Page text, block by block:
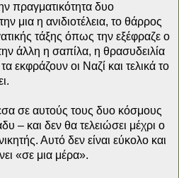
πραγματικότητα δυο
μια η ανιδιοτέλεια, το θάρρος
τάξης όπως την εξέφραζε ο
άλλη η σαπίλα, η θρασυδειλία
εκφράζουν οι Ναζί και τελικά το
σε αυτούς τους δυο κόσμους
– και δεν θα τελειώσει μέχρι ο
Αυτό δεν είναι εύκολο και
«σε μια μέρα».